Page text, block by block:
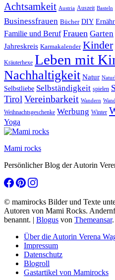
Achtsamkeit Austria Auszeit Basteln
Businessfrauen Bücher DIY
Familie und Beruf Frauen Garten
Jahreskreis Karmakalender Kinder
Kräuterhexe Leben mit
Nachhaltigkeit Natur
Selbstliebe Selbständigkeit spielen
Tirol Vereinbarkeit Wandern
Weihnachtsgeschenke Werbung Winter
Yoga
Mami rocks
Persönlicher Blog der Autorin
© mamirocks Bilder und Texte
Autoren von Mami Rocks.
benannt. | Blogus von Themeansar.
Über die Autorin Verena
Impressum
Datenschutz
Blogroll
Gastartikel von Mamirocks